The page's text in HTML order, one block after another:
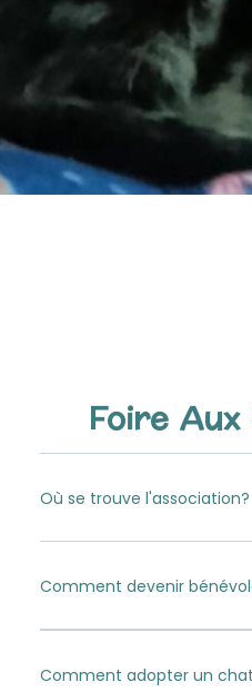
Foire
Où se trouve l'association?
Comment devenir
Comment adopter un